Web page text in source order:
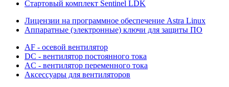
Стартовый комплект Sentinel LDK
Лицензии на программное обеспечение Astra Linux
Аппаратные (электронные) ключи для защиты ПО
AF - осевой вентилятор
DC - вентилятор постоянного тока
AC - вентилятор переменного тока
Аксессуары для вентиляторов